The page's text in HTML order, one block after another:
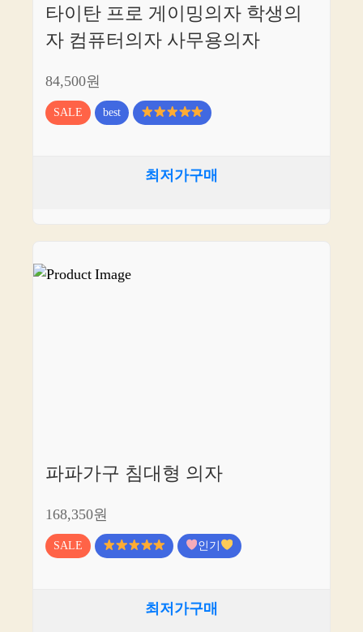
타이탄 프로 게이밍의자 학생의
자 컴퓨터의자 사무용의자
84,500원
SALE best
최저가구매
파파가구 침대형 의자
168,350원
SALE 인기
최저가구매